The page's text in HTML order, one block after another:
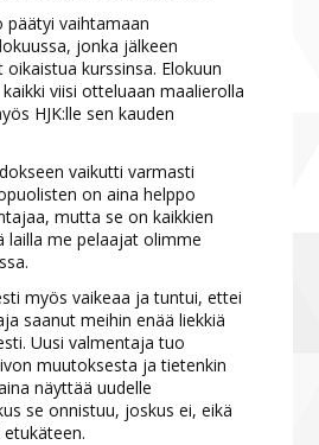
päätyi vaihtamaan
jonka jälkeen
kurssinsa. Elokuun
viisi otteluaan maalierolla
HJK:lle sen kauden
vaikutti varmasti
on aina helppo
mutta se on kaikkien
lailla me pelaajat olimme
myös vaikeaa ja tuntui, ettei
saanut meihin enää liekkiä
Uusi valmentaja tuo
muutoksesta ja tietenkin
näyttää uudelle
se onnistuu, joskus ei, eikä